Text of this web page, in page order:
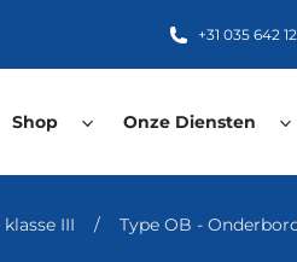
+31 035 642
Shop Onze Diensten
III / Type OB -